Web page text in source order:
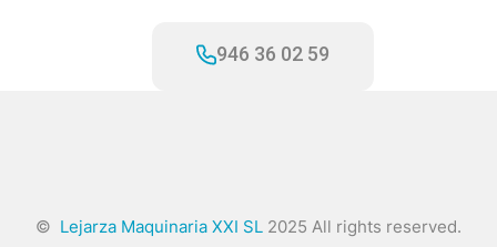
946 36 02 59
© Lejarza Maquinaria XXI SL 2025 All rights reserved.